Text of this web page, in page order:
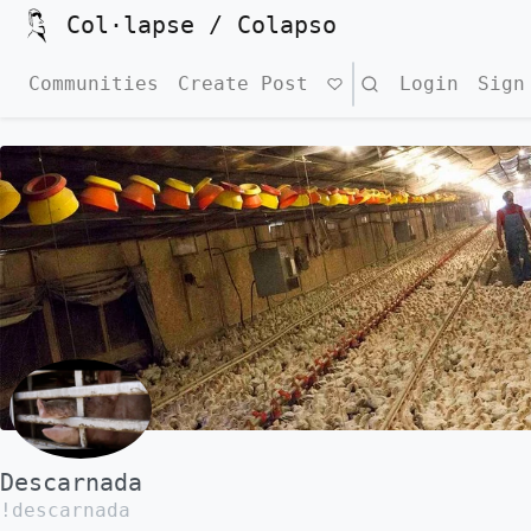
Col·lapse / Colapso
Communities Create Post Search Login Sign
Descarnada
!descarnada